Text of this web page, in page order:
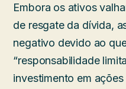
Embora os ativos
de resgate da dívida,
negativo devido ao
“responsabilidade
investimento em